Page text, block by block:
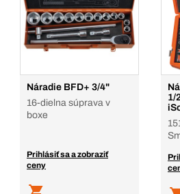
Náradie BFD+ 3/4"
16-dielna súprava v
boxe
Prihlásiť sa a zobraziť
ceny
1/